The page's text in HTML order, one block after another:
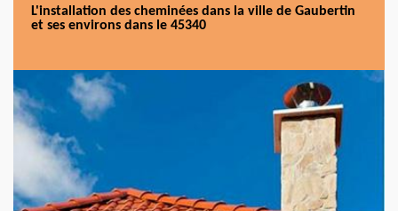
L'installation des cheminées dans la ville de Gaubertin
et ses environs dans le 45340